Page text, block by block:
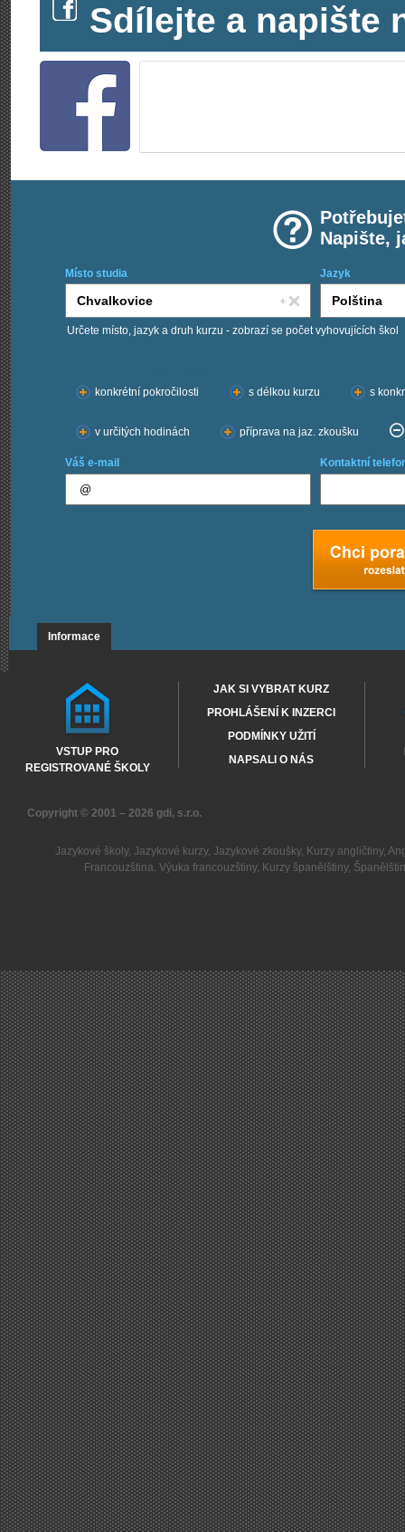
Sdílejte a napište
Napište,
Místo studia Jazyk
Určete místo, jazyk a druh kurzu - zobrazí se počet vyhovujících škol
konkrétní pokročilosti
s délkou kurzu s
v určitých hodinách příprava na jaz. zkoušku
Váš e-mail Kontaktní
Informace
VSTUP PRO
REGISTROVANÉ ŠKOLY
JAK SI VYBRAT KURZ
PROHLÁŠENÍ K INZERCI
PODMÍNKY UŽITÍ
NAPSALI O NÁS
Copyright © 2001 – 2026 gdi, s.r.o.
Jazykové školy, Jazykové kurzy, Jazykové zkoušky, Kurzy angličtiny,
Francouzština,Výuka francouzštiny, Kurzy španělštiny,